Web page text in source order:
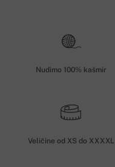
Nudimo 100% kašmir
Veličine od XS do XXXXL